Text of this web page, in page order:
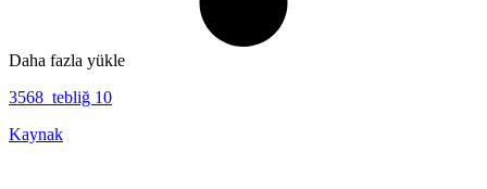
Daha fazla yükle
3568 tebliğ 10
Kaynak